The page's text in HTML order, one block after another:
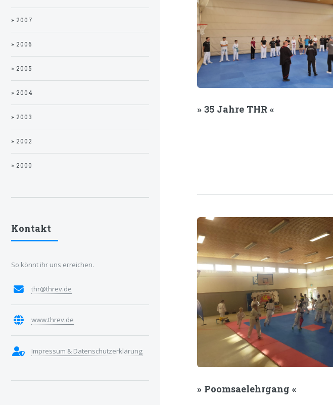
» 35 Jahre THR «
» Poomsaelehrgang «
» 2007
» 2006
» 2005
» 2004
» 2003
» 2002
» 2000
Kontakt
So könnt ihr uns erreichen.
thr@threv.de
www.threv.de
Impressum & Datenschutzerklärung